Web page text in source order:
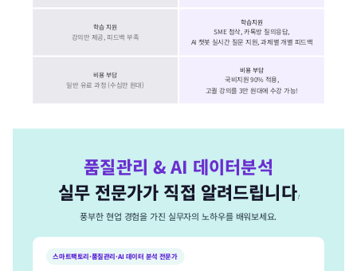
학습 지원
강의만 제공, 피드백 부족
학습지원
SME 첨삭, 카톡방 질의응답,
AI 챗봇 실시간 질문 지원, 과제별 개별 피드백
비용 부담
일반 유료 과정 (수십만 원대)
비용 부담
국비지원 90% 적용,
고퀄 강의를 3만 원대에 수강 가능!
품질관리 & AI 데이터분석
실무 전문가가 직접 알려드립니다!
풍부한 현업 경험을 가진 실무자의 노하우를 배워보세요.
스마트팩토리·품질관리·AI 데이터 분석 전문가